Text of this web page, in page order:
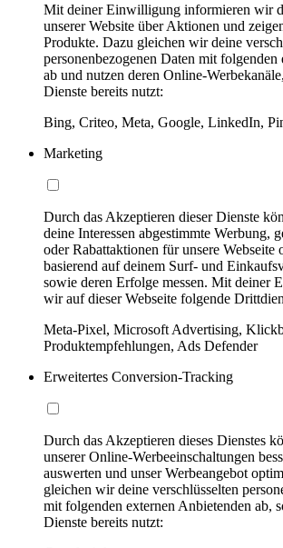
Mit deiner Einwilligung informieren wir
unserer Website über Aktionen und
Produkte. Dazu gleichen wir deine
personenbezogenen Daten mit folgenden
ab und nutzen deren Online-
Dienste bereits nutzt:
Bing, Criteo, Meta, Google, LinkedIn,
Marketing
Durch das Akzeptieren dieser Dienste
deine Interessen abgestimmte Werbung,
oder Rabattaktionen für unsere Webseite
basierend auf deinem Surf- und
sowie deren Erfolge messen. Mit deiner
wir auf dieser Webseite folgende
Meta-Pixel, Microsoft Advertising,
Produktempfehlungen, Ads Defender
Erweitertes Conversion-Tracking
Durch das Akzeptieren dieses Dienstes
unserer Online-Werbeeinschaltungen
auswerten und unser Werbeangebot
gleichen wir deine verschlüsselten
mit folgenden externen Anbietenden ab,
Dienste bereits nutzt: